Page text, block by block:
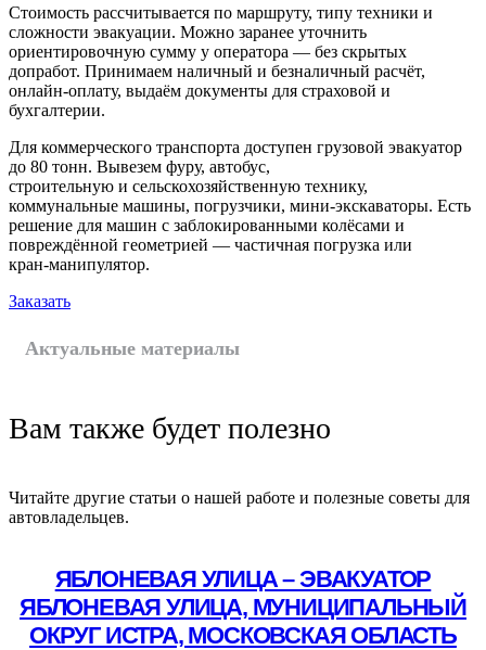
Стоимость рассчитывается по маршруту, типу техники и
сложности эвакуации. Можно заранее уточнить
ориентировочную сумму у оператора — без скрытых
допработ. Принимаем наличный и безналичный расчёт,
онлайн-оплату, выдаём документы для страховой и
бухгалтерии.
Для коммерческого транспорта доступен грузовой эвакуатор
до 80 тонн. Вывезем фуру, автобус,
строительную и сельскохозяйственную технику,
коммунальные машины, погрузчики, мини-экскаваторы. Есть
решение для машин с заблокированными колёсами и
повреждённой геометрией — частичная погрузка или
кран-манипулятор.
Заказать
Актуальные материалы
Вам также будет полезно
Читайте другие статьи о нашей работе и полезные советы для
автовладельцев.
ЯБЛОНЕВАЯ УЛИЦА – ЭВАКУАТОР
ЯБЛОНЕВАЯ УЛИЦА, МУНИЦИПАЛЬНЫЙ
ОКРУГ ИСТРА, МОСКОВСКАЯ ОБЛАСТЬ